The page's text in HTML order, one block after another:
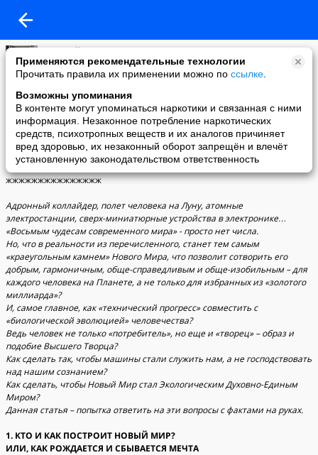
Применяются рекомендательные технологии
Прочитать правила их применении можно по ссылке
Возможны упоминания
В контенте могут упоминаться наркотики и связанная с ними
информация. Незаконное потребление наркотических
средств, психотропных веществ и их аналогов причиняет
вред здоровью, их незаконный оборот запрещён и влечёт
установленную законодательством ответственность
Евгений Гигаури
27-01-2012 20:08
Новый Мир. Форсайт-Проект ЭДЕМ (востановл)
ВНИМАНИЕ! Материал публикуется взамен удаленного
администрацией Мейл.Ру, идентифицированного ими как
"спам"...
Многочисленные просьбв востановить справедливость ни к чему
не привели. Поэтому публикую данный Проект вторично...
жжжжжжжжжжжжжжж
Адронный коллайдер, полет человека на Луну, атомные
электростанции, сверх-миниатюрные устройства в электронике…
«Восьмым чудесам современного мира» - просто нет числа.
Но, что в реальности из перечисленного, станет тем самым
«краеугольным камнем» Нового Мира, что позволит сотворить его
добрым, гармоничным, обще-справедливым и обще-изобильным – для
каждого человека на Планете, а не только для избранных из «золотого
миллиарда»?
И, самое главное, как «технический прогресс» совместить с
«биологической эволюцией» человечества?
Ведь человек не только «потребитель», но еще и «творец» – образ и
подобие Высшего Творца?
Как сделать так, чтобы машины стали служить нам, а не господствовать
над нашим сознанием?
Как сделать, чтобы Новый Мир стал Экологическим Духовно-Единым
Миром?
Данная статья – попытка ответить на эти вопросы с фактами на руках.
1. КТО И КАК ПОСТРОИТ НОВЫЙ МИР?
ИЛИ, КАК РОЖДАЕТСЯ И СБЫВАЕТСЯ МЕЧТА